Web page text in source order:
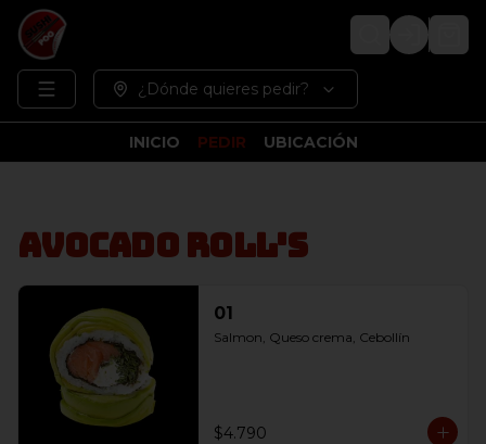
Login
¿Dónde quieres pedir?
INICIO PEDIR UBICACIÓN
Avocado Roll's
01
Salmon, Queso crema, Cebollín
$4.790